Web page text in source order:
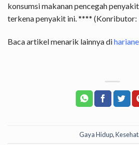
konsumsi makanan pencegah
terkena penyakit ini. **** (Konributor:
Baca artikel menarik lainnya di
Gaya Hidup,